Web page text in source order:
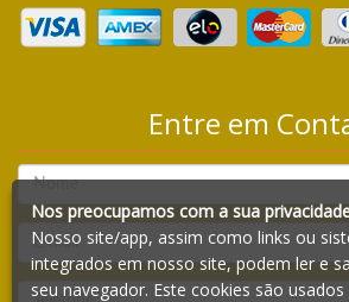
Entre em
Nos preocupamos com a sua
Nosso site/app, assim como links ou
integrados em nosso site, podem ler e
seu navegador. Este cookies são